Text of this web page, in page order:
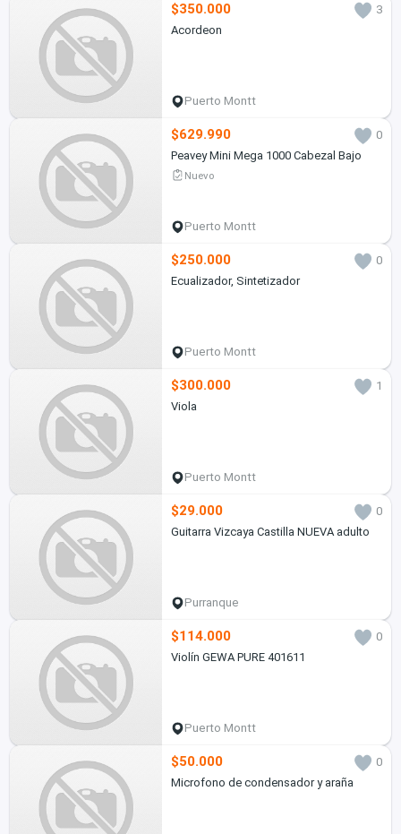
$350.000
3
Acordeon
Puerto Montt
$629.990
0
Peavey Mini Mega 1000 Cabezal Bajo
Nuevo
Puerto Montt
$250.000
0
Ecualizador, Sintetizador
Puerto Montt
$300.000
1
Viola
Puerto Montt
$29.000
0
Guitarra Vizcaya Castilla NUEVA adulto
Purranque
$114.000
0
Violín GEWA PURE 401611
Puerto Montt
$50.000
0
Microfono de condensador y araña